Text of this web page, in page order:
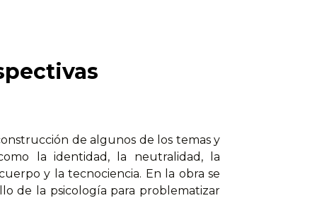
de algunos de los temas y
la identidad, la neutralidad, la
y la tecnociencia. En la obra se
de la psicología para problematizar